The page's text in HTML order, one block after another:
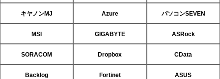
キヤノンMJ Azure パソコンSEVEN
MSI GIGABYTE ASRock
SORACOM Dropbox CData
Backlog Fortinet ASUS